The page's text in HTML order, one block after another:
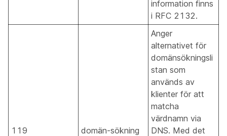
information finns
i RFC 2132.
119 domän-sökning
Anger
alternativet för
domänsökningsli
stan som
används av
klienter för att
matcha
värdnamn via
DNS. Med det